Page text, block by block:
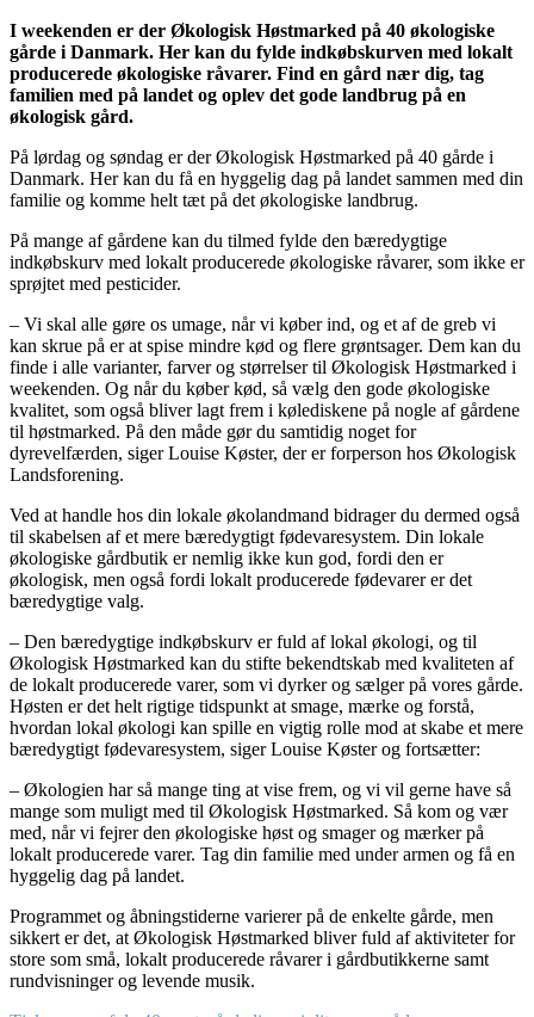
I weekenden er der Økologisk Høstmarked på 40 økologiske
gårde i Danmark. Her kan du fylde indkøbskurven med lokalt
producerede økologiske råvarer. Find en gård nær dig, tag
familien med på landet og oplev det gode landbrug på en
økologisk gård.
På lørdag og søndag er der Økologisk Høstmarked på 40 gårde i
Danmark. Her kan du få en hyggelig dag på landet sammen med din
familie og komme helt tæt på det økologiske landbrug.
På mange af gårdene kan du tilmed fylde den bæredygtige
indkøbskurv med lokalt producerede økologiske råvarer, som ikke er
sprøjtet med pesticider.
– Vi skal alle gøre os umage, når vi køber ind, og et af de greb vi
kan skrue på er at spise mindre kød og flere grøntsager. Dem kan du
finde i alle varianter, farver og størrelser til Økologisk Høstmarked i
weekenden. Og når du køber kød, så vælg den gode økologiske
kvalitet, som også bliver lagt frem i kølediskene på nogle af gårdene
til høstmarked. På den måde gør du samtidig noget for
dyrevelfærden, siger Louise Køster, der er forperson hos Økologisk
Landsforening.
Ved at handle hos din lokale økolandmand bidrager du dermed også
til skabelsen af et mere bæredygtigt fødevaresystem. Din lokale
økologiske gårdbutik er nemlig ikke kun god, fordi den er
økologisk, men også fordi lokalt producerede fødevarer er det
bæredygtige valg.
– Den bæredygtige indkøbskurv er fuld af lokal økologi, og til
Økologisk Høstmarked kan du stifte bekendtskab med kvaliteten af
de lokalt producerede varer, som vi dyrker og sælger på vores gårde.
Høsten er det helt rigtige tidspunkt at smage, mærke og forstå,
hvordan lokal økologi kan spille en vigtig rolle mod at skabe et mere
bæredygtigt fødevaresystem, siger Louise Køster og fortsætter:
– Økologien har så mange ting at vise frem, og vi vil gerne have så
mange som muligt med til Økologisk Høstmarked. Så kom og vær
med, når vi fejrer den økologiske høst og smager og mærker på
lokalt producerede varer. Tag din familie med under armen og få en
hyggelig dag på landet.
Programmet og åbningstiderne varierer på de enkelte gårde, men
sikkert er det, at Økologisk Høstmarked bliver fuld af aktiviteter for
store som små, lokalt producerede råvarer i gårdbutikkerne samt
rundvisninger og levende musik.